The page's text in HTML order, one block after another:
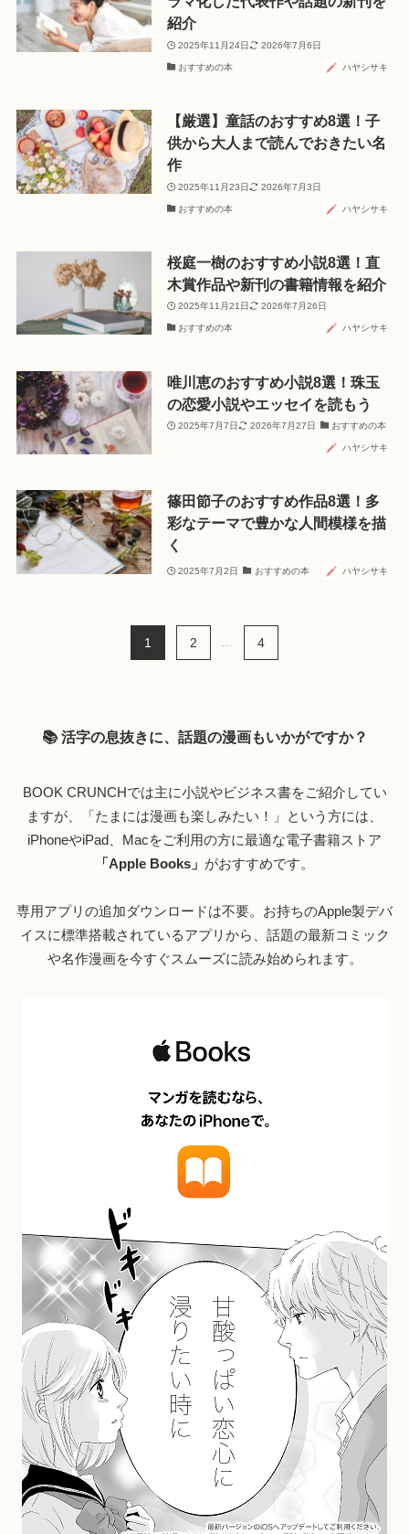
紹介
2025年11月24日 2026年7月6日
おすすめの本 ハヤシサキ
【厳選】童話のおすすめ8選！子
供から大人まで読んでおきたい名
作
2025年11月23日 2026年7月3日
おすすめの本 ハヤシサキ
桜庭一樹のおすすめ小説8選！直
木賞作品や新刊の書籍情報を紹介
2025年11月21日 2026年7月26日
おすすめの本 ハヤシサキ
唯川恵のおすすめ小説8選！珠玉
の恋愛小説やエッセイを読もう
2025年7月7日 2026年7月27日 おすすめの本
ハヤシサキ
篠田節子のおすすめ作品8選！多
彩なテーマで豊かな人間模様を描
く
2025年7月2日 おすすめの本 ハヤシサキ
1 2 4
📚 活字の息抜きに、話題の漫画もいかがですか？
BOOK CRUNCHでは主に小説やビジネス書をご紹介してい
ますが、「たまには漫画も楽しみたい！」という方には、
iPhoneやiPad、Macをご利用の方に最適な電子書籍ストア
「Apple Books」 がおすすめです。
専用アプリの追加ダウンロードは不要。お持ちのApple製デバ
イスに標準搭載されているアプリから、話題の最新コミック
や名作漫画を今すぐスムーズに読み始められます。